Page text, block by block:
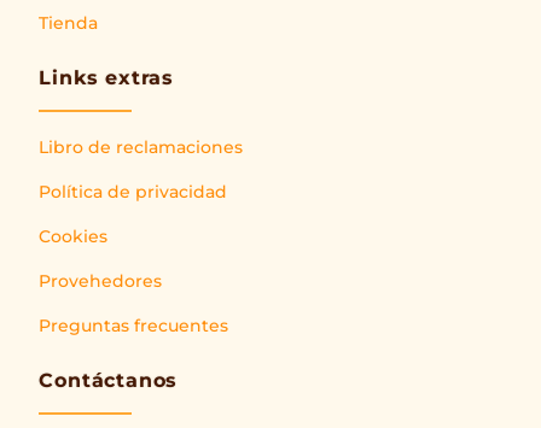
Tienda
Links extras
Libro de reclamaciones
Política de privacidad
Cookies
Provehedores
Preguntas frecuentes
Contáctanos